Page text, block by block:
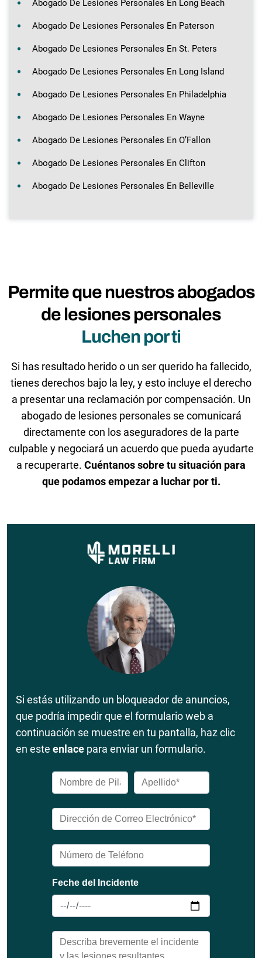
Abogado De Lesiones Personales En Long Beach
Abogado De Lesiones Personales En Paterson
Abogado De Lesiones Personales En St. Peters
Abogado De Lesiones Personales En Long Island
Abogado De Lesiones Personales En Philadelphia
Abogado De Lesiones Personales En Wayne
Abogado De Lesiones Personales En O’Fallon
Abogado De Lesiones Personales En Clifton
Abogado De Lesiones Personales En Belleville
Permite que nuestros abogados
de lesiones personales
Luchen por ti
Si has resultado herido o un ser querido ha fallecido,
tienes derechos bajo la ley, y esto incluye el derecho
a presentar una reclamación por compensación. Un
abogado de lesiones personales se comunicará
directamente con los aseguradores de la parte
culpable y negociará un acuerdo que pueda ayudarte
a recuperarte. Cuéntanos sobre tu situación para
que podamos empezar a luchar por ti.
Si estás utilizando un bloqueador de anuncios,
que podría impedir que el formulario web a
continuación se muestre en tu pantalla, haz clic
en este enlace para enviar un formulario.